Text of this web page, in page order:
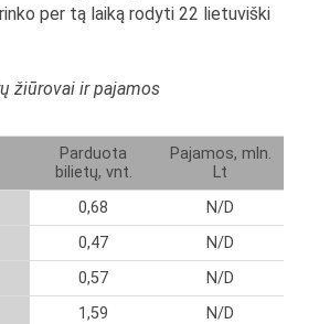
per tą laiką rodyti 22 lietuviški
žiūrovai ir pajamos
Parduota
bilietų, vnt.
Pajamos, mln.
Lt
0,68
N/D
0,47
N/D
0,57
N/D
1,59
N/D